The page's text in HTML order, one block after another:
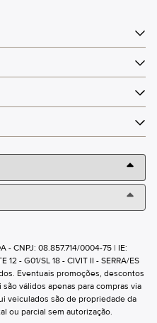
- CNPJ: 08.857.714/0004-75 | IE:
12 - G01/SL 18 - CIVIT II - SERRA/ES
Eventuais promoções, descontos
válidos apenas para compras via
veiculados são de propriedade da
ou parcial sem autorização.